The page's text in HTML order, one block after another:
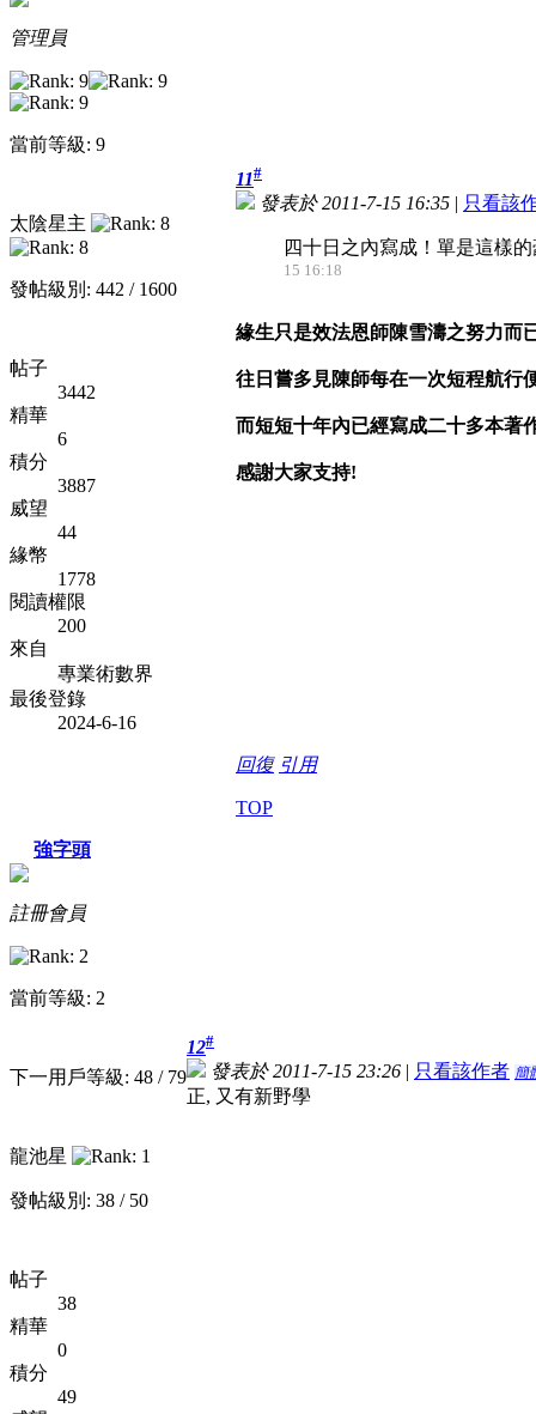
管理員
當前等級: 9
太陰星主
發帖級別: 442 / 1600
帖子
3442
精華
6
積分
3887
威望
44
緣幣
1778
閱讀權限
200
來自
專業術數界
最後登錄
2024-6-16
11#
發表於 2011-7-15 16:35 | 只看該
四十日之內寫成！單是這樣
15 16:18
緣生只是效法恩師陳雪濤之努力而
往日嘗多見陳師每在一次短程航行
而短短十年內已經寫成二十多本著
感謝大家支持!
回復 引用
TOP
強字頭
註冊會員
當前等級: 2
下一用戶等級: 48 / 79
龍池星
發帖級別: 38 / 50
帖子
38
精華
0
積分
49
12#
發表於 2011-7-15 23:26 | 只看該作者 簡
正, 又有新野學